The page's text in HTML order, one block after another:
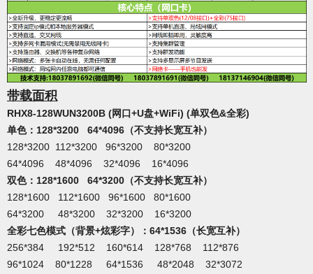
带载面积
RHX8-128WUN3200B (网口+U盘+WiFi) (单双色&全彩)
单色：128*3200 64*4096（不支持长宽互补）
128*3200 112*3200 96*3200 80*3200
64*4096 48*4096 32*4096 16*4096
双色：128*1600 64*3200 （不支持长宽互补）
1 28*1600 112*1600 96*1600 80*1600
64*3200 48*3200 32*3200 16*3200
全彩七色模式（背景+炫彩字）：64*1536（长宽互补）
256*384
192*512 160*614 128*768 112*876
96*1024 80*1228 64*1536 48*2048 32*3072